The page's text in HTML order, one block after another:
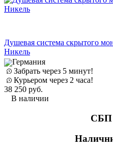
Душевая система скрытого
Никель
Германия
Забрать через 5 минут!
Курьером через 2 часа!
38 250 руб.
В наличии
СБП